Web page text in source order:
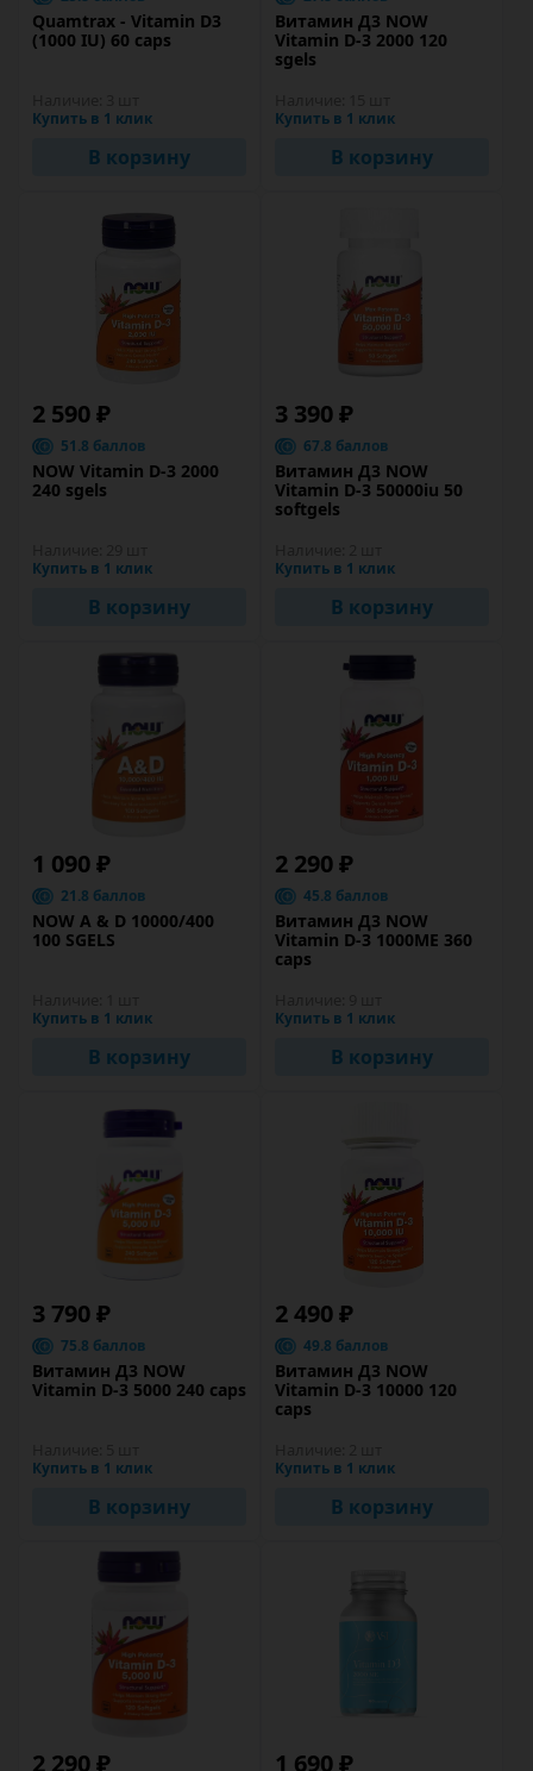
Quamtrax - Vitamin D3
(1000 IU) 60 caps
Купить в 1 клик
В корзину
Витамин Д3 NOW
Vitamin D-3 2000 120
sgels
Купить в 1 клик
В корзину
2 590 ₽
51.8 баллов
NOW Vitamin D-3 2000
240 sgels
Купить в 1 клик
В корзину
3 390 ₽
67.8 баллов
Витамин Д3 NOW
Vitamin D-3 50000iu 50
softgels
Купить в 1 клик
В корзину
1 090 ₽
21.8 баллов
NOW A & D 10000/400
100 SGELS
Купить в 1 клик
В корзину
2 290 ₽
45.8 баллов
Витамин Д3 NOW
Vitamin D-3 1000ME 360
caps
Купить в 1 клик
В корзину
3 790 ₽
75.8 баллов
Витамин Д3 NOW
Vitamin D-3 5000 240 caps
Купить в 1 клик
В корзину
2 490 ₽
49.8 баллов
Витамин Д3 NOW
Vitamin D-3 10000 120
caps
Купить в 1 клик
В корзину
2 290 ₽ 1 690 ₽